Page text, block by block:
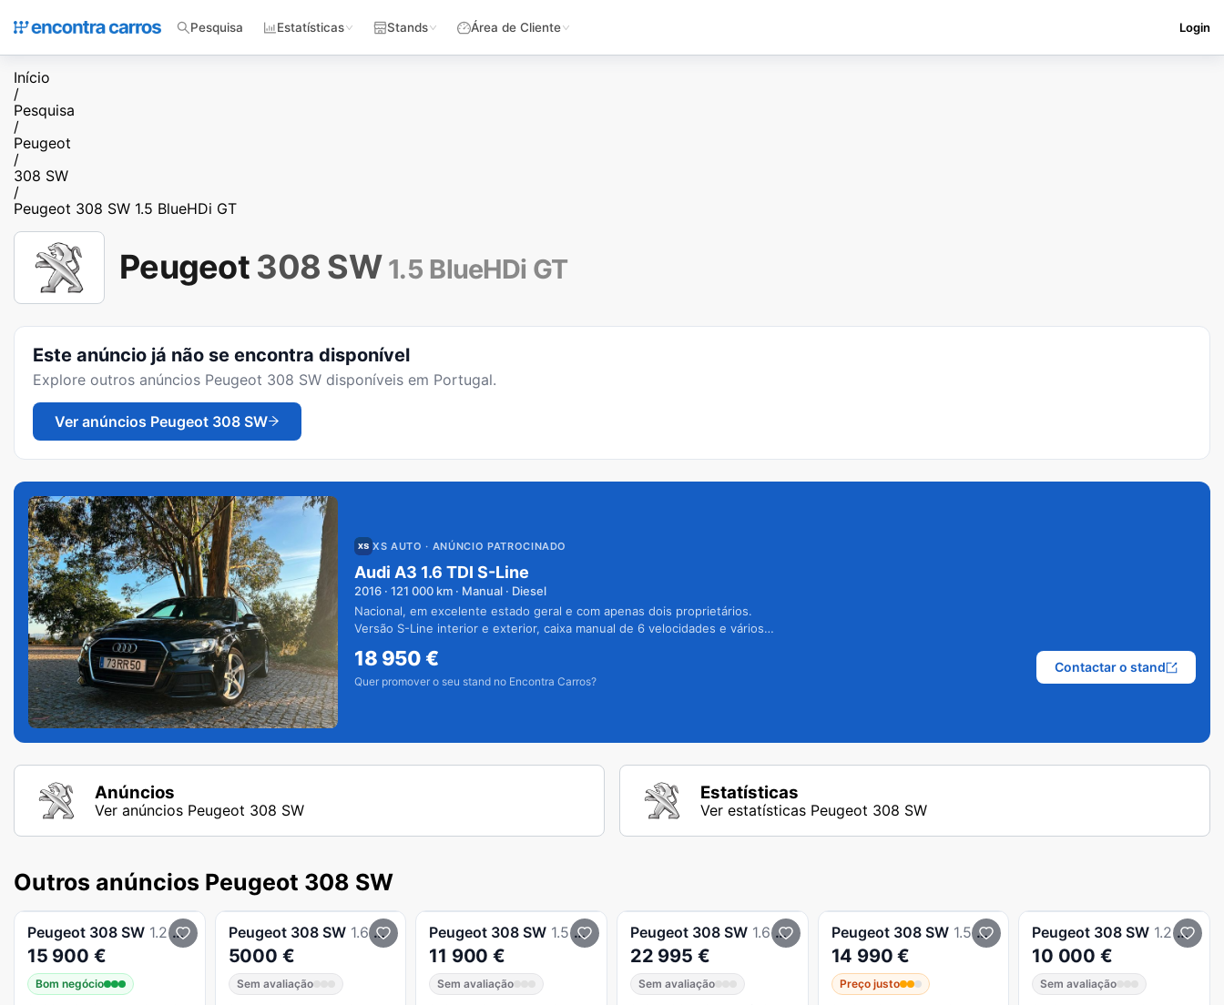
Pesquisa Estatísticas Stands Área de Cliente Login
Início
/
Pesquisa
/
Peugeot
/
308 SW
/
Peugeot 308 SW 1.5 BlueHDi GT
Peugeot 308 SW 1.5 BlueHDi GT
Este anúncio já não se encontra disponível
Explore outros anúncios Peugeot 308 SW disponíveis em Portugal.
Ver anúncios Peugeot 308 SW
XS AUTO · ANÚNCIO PATROCINADO
Audi A3 1.6 TDI S-Line
2016 · 121 000 km · Manual · Diesel
Nacional, em excelente estado geral e com apenas dois proprietários.
Versão S-Line interior e exterior, caixa manual de 6 velocidades e vários
18 950€
Quer promover o seu stand no Encontra Carros?
Contactar o stand
Anúncios
Ver anúncios Peugeot 308 SW
Estatísticas
Ver estatísticas Peugeot 308 SW
Outros anúncios Peugeot 308 SW
Peugeot 308 SW 1.2 PureTech Allure Pack EAT8
15 900 €
Bom negócio
Peugeot 308 SW 1.6 BlueHDi Allure J17 EAT6
5000 €
Sem avaliação
Peugeot 308 SW 1.5 BlueHDi GT Line
11 900 €
Sem avaliação
Peugeot 308 SW 1.6 Hybrid Allure Pack e-EAT8
22 995 €
Sem avaliação
Peugeot 308 SW 1.5 BlueHDi Allure Pack
14 990 €
Preço justo
Peugeot 308 SW 1.2 PureTech Style
10 000 €
Sem avaliação